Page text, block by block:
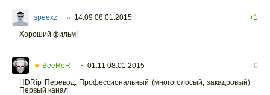
speexz ○ 14:09 08.01.2015
+1
Хороший фильм!
★ BeeReR ○ 01:11 08.01.2015
0
HDRip Перевод: Профессиональный (многоголосый, закадровый) |
Первый канал